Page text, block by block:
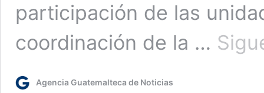
participación de las
coordinación de la …
Agencia Guatemalteca de Noticias